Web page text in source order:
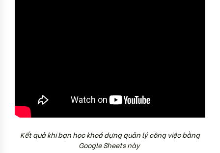
Kết quả khi bạn học khoá dựng quản lý công việc bằng
Google Sheets này